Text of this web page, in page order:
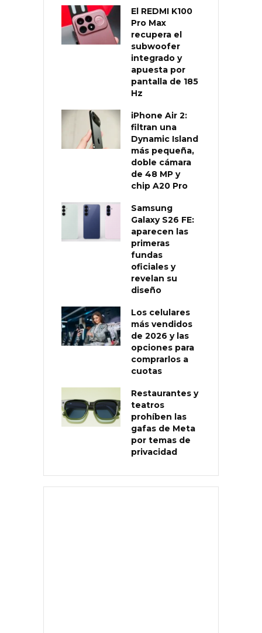
El REDMI K100
Pro Max
recupera el
subwoofer
integrado y
apuesta por
pantalla de 185
Hz
iPhone Air 2:
filtran una
Dynamic Island
más pequeña,
doble cámara
de 48 MP y
chip A20 Pro
Samsung
Galaxy S26 FE:
aparecen las
primeras
fundas
oficiales y
revelan su
diseño
Los celulares
más vendidos
de 2026 y las
opciones para
comprarlos a
cuotas
Restaurantes y
teatros
prohíben las
gafas de Meta
por temas de
privacidad